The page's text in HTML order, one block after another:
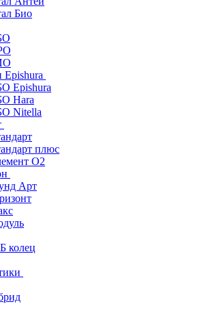
Био
Epishura
Epishura
Hara
Nitella
плюс
О2
Арт
колец